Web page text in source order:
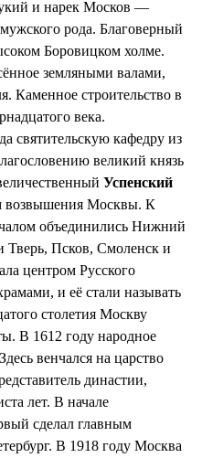
и нарек Москов —
рода. Благоверный
Боровицком холме.
земляными валами,
Каменное строительство в
века.
святительскую кафедру из
великий князь
Успенский
возвышения Москвы. К
объединились Нижний
Псков, Смоленск и
центром Русского
и её стали называть
столетия Москву
В 1612 году народное
венчался на царство
династии,
лет. В начале
сделал главным
В 1918 году Москва